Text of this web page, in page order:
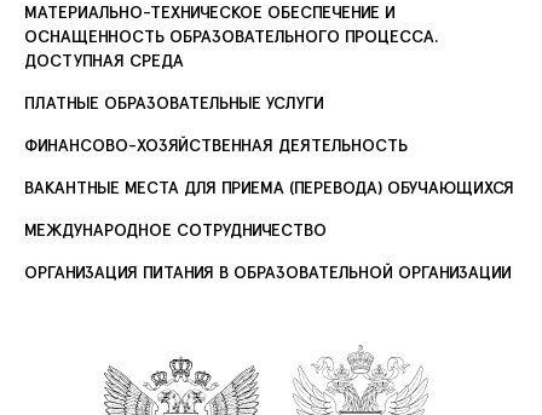
МАТЕРИАЛЬНО-ТЕХНИЧЕСКОЕ ОБЕСПЕЧЕНИЕ И
ОСНАЩЕННОСТЬ ОБРАЗОВАТЕЛЬНОГО ПРОЦЕССА.
ДОСТУПНАЯ СРЕДА
ПЛАТНЫЕ ОБРАЗОВАТЕЛЬНЫЕ УСЛУГИ
ФИНАНСОВО-ХОЗЯЙСТВЕННАЯ ДЕЯТЕЛЬНОСТЬ
ВАКАНТНЫЕ МЕСТА ДЛЯ ПРИЕМА (ПЕРЕВОДА) ОБУЧАЮЩИХСЯ
МЕЖДУНАРОДНОЕ СОТРУДНИЧЕСТВО
ОРГАНИЗАЦИЯ ПИТАНИЯ В ОБРАЗОВАТЕЛЬНОЙ ОРГАНИЗАЦИИ